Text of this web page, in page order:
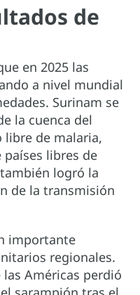
de
en 2025 las
a nivel mundial
Surinam se
la cuenca del
libre de malaria,
países libres de
logró la
de la transmisión
importante
regionales.
Américas perdió